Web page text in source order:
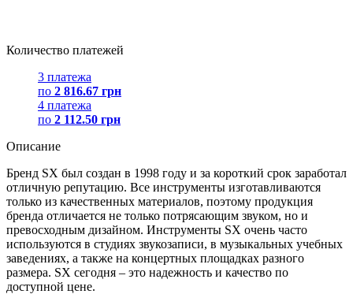
Количество платежей
3 платежа
по 2 816.67 грн
4 платежа
по 2 112.50 грн
Описание
Бренд SX был создан в 1998 году и за короткий срок заработал
отличную репутацию. Все инструменты изготавливаются
только из качественных материалов, поэтому продукция
бренда отличается не только потрясающим звуком, но и
превосходным дизайном. Инструменты SX очень часто
используются в студиях звукозаписи, в музыкальных учебных
заведениях, а также на концертных площадках разного
размера. SX сегодня – это надежность и качество по
доступной цене.